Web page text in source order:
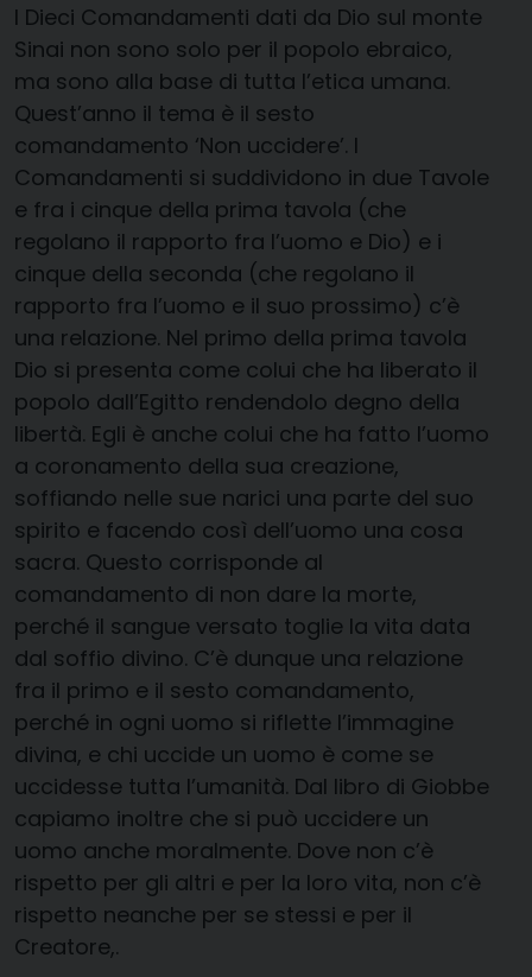
I Dieci Comandamenti dati da Dio sul monte
Sinai non sono solo per il popolo ebraico,
ma sono alla base di tutta l’etica umana.
Quest’anno il tema è il sesto
comandamento ‘Non uccidere’. I
Comandamenti si suddividono in due Tavole
e fra i cinque della prima tavola (che
regolano il rapporto fra l’uomo e Dio) e i
cinque della seconda (che regolano il
rapporto fra l’uomo e il suo prossimo) c’è
una relazione. Nel primo della prima tavola
Dio si presenta come colui che ha liberato il
popolo dall’Egitto rendendolo degno della
libertà. Egli è anche colui che ha fatto l’uomo
a coronamento della sua creazione,
soffiando nelle sue narici una parte del suo
spirito e facendo così dell’uomo una cosa
sacra. Questo corrisponde al
comandamento di non dare la morte,
perché il sangue versato toglie la vita data
dal soffio divino. C’è dunque una relazione
fra il primo e il sesto comandamento,
perché in ogni uomo si riflette l’immagine
divina, e chi uccide un uomo è come se
uccidesse tutta l’umanità. Dal libro di Giobbe
capiamo inoltre che si può uccidere un
uomo anche moralmente. Dove non c’è
rispetto per gli altri e per la loro vita, non c’è
rispetto neanche per se stessi e per il
Creatore,.